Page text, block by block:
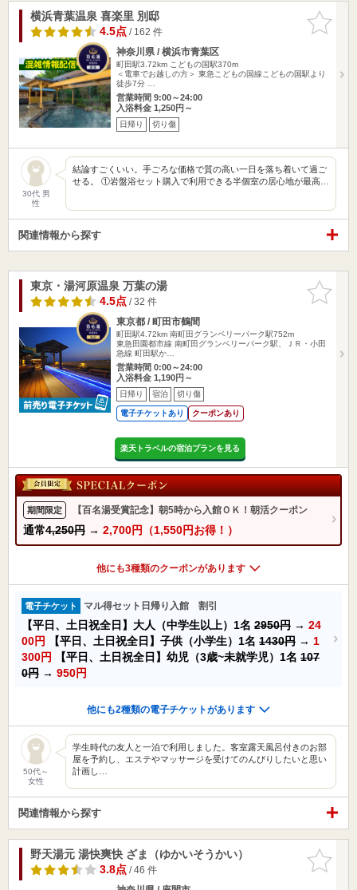
お気に入
りに追加
横浜青葉温泉 喜楽里 別邸
4.5点/ 162 件
神奈川県 / 横浜市青葉区
町田駅3.72km こどもの国駅370m
＜電車でお越しの方＞ 東急こどもの国線こどもの国駅より
徒歩7分 …
営業時間 9:00～24:00
入浴料金 1,250円～
日帰り 切り傷
30代 男
性
結論すごくいい。手ごろな価格で質の高い一日を落ち着いて過ご
せる。 ①岩盤浴セット購入で利用できる半個室の居心地が最高…
関連情報から探す
お気に入
りに追加
東京・湯河原温泉 万葉の湯
4.5点/ 32 件
東京都 / 町田市鶴間
町田駅4.72km 南町田グランベリーパーク駅752m
東急田園都市線 南町田グランベリーパーク駅、ＪＲ・小田
急線 町田駅か…
営業時間 0:00～24:00
入浴料金 1,190円～
日帰り 宿泊 切り傷
電子チケットあり クーポンあり
楽天トラベルの宿泊プランを見る
期間限定 【百名湯受賞記念】朝5時から入館ＯＫ！朝活クーポン
通常4,250円 → 2,700円（1,550円お得！）
他にも3種類のクーポンがあります
電子チケット マル得セット日帰り入館 割引
【平日、土日祝全日】大人（中学生以上）1名 2950円 → 24
00円
【平日、土日祝全日】子供（小学生）1名 1430円 → 1
300円
【平日、土日祝全日】幼児（3歳~未就学児）1名 107
0円 → 950円
他にも2種類の電子チケットがあります
50代～
女性
学生時代の友人と一泊で利用しました。客室露天風呂付きのお部
屋を予約し、エステやマッサージを受けてのんびりしたいと思い
計画し…
関連情報から探す
お気に入
りに追加
野天湯元 湯快爽快 ざま（ゆかいそうかい）
3.8点/ 46 件